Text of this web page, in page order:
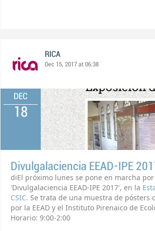
RICA
Dec 15, 2017 at 06:38
DEC
18
Divulgalaciencia EEAD-IPE
diEl próximo lunes se pone en marcha
'Divulgalaciencia EEAD-IPE 2017', en la
CSIC. Se trata de una muestra de pósters
por la EEAD y el Instituto Pirenaico de
Horario: 9:00-2:00